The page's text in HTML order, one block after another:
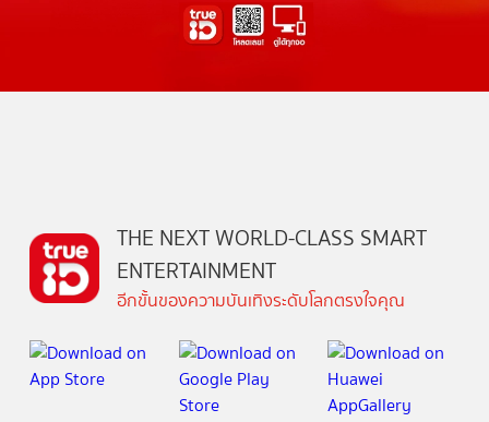
THE NEXT WORLD-CLASS SMART
ENTERTAINMENT
อีกขั้นของความบันเทิงระดับโลกตรงใจคุณ